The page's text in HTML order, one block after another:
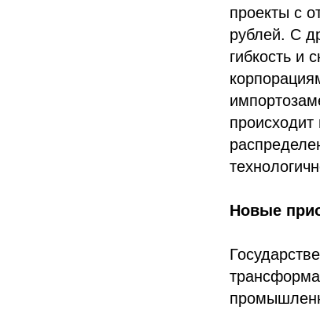
проекты с
рублей. С
гибкость и
Новые